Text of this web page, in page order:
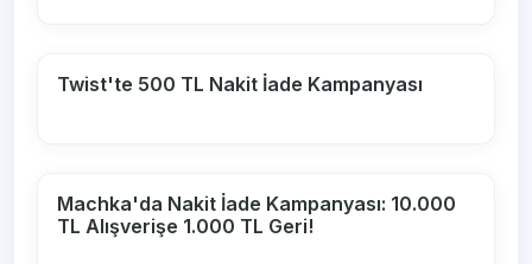
Twist'te 500 TL Nakit İade Kampanyası
Machka'da Nakit İade Kampanyası: 10.000
TL Alışverişe 1.000 TL Geri!